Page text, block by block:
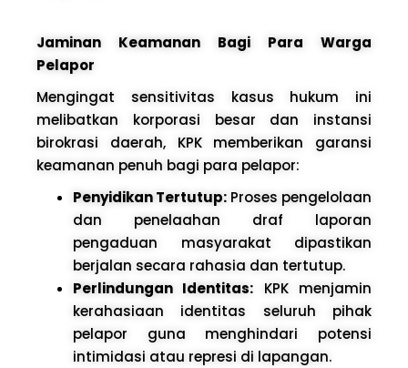
Jaminan Keamanan Bagi Para Warga
Pelapor
Mengingat sensitivitas kasus hukum ini
melibatkan korporasi besar dan instansi
birokrasi daerah, KPK memberikan garansi
keamanan penuh bagi para pelapor:
Penyidikan Tertutup: Proses pengelolaan
dan penelaahan draf laporan
pengaduan masyarakat dipastikan
berjalan secara rahasia dan tertutup.
Perlindungan Identitas: KPK menjamin
kerahasiaan identitas seluruh pihak
pelapor guna menghindari potensi
intimidasi atau represi di lapangan.